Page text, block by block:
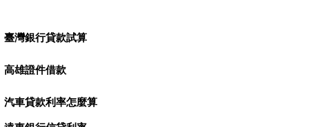
臺灣銀行貸款試算
高雄證件借款
汽車貸款利率怎麼算